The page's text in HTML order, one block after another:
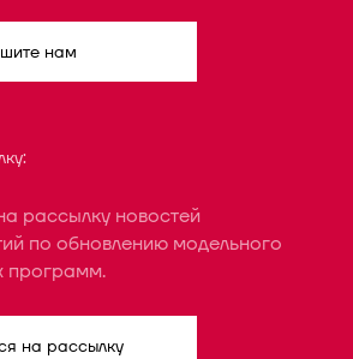
нам
рассылку новостей
по обновлению модельного
программ.
на рассылку